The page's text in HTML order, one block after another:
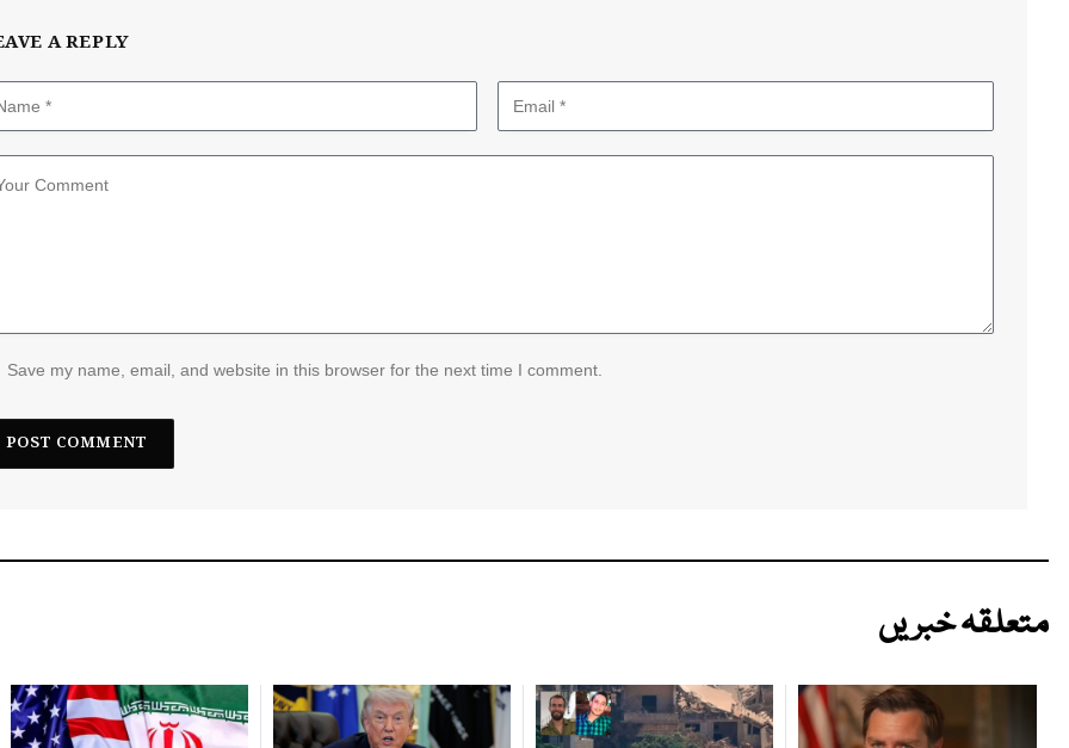
A REPLY
Save my name, email, and website in this browser for the next time I comment.
متعلقہ خبریں